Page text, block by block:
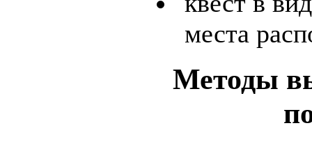
места
Методы